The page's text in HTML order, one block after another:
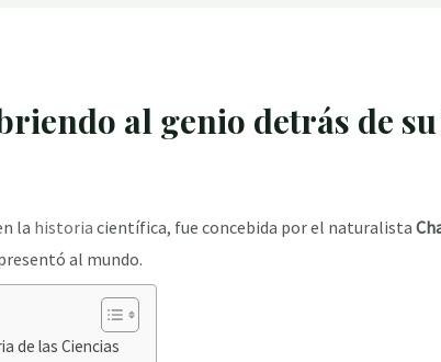
al genio detrás de
la historia científica, fue concebida por el naturalista
al mundo.
de las Ciencias